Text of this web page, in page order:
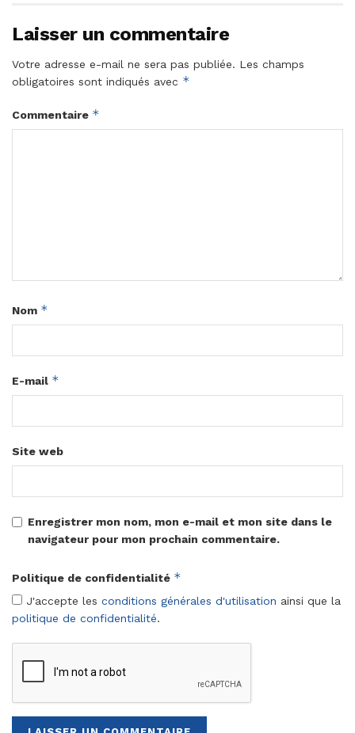
Laisser un commentaire
Votre adresse e-mail ne sera pas publiée. Les champs
obligatoires sont indiqués avec *
Commentaire *
Nom *
E-mail *
Site web
Enregistrer mon nom, mon e-mail et mon site dans le
navigateur pour mon prochain commentaire.
Politique de confidentialité *
J'accepte les conditions générales d'utilisation ainsi que la
politique de confidentialité.